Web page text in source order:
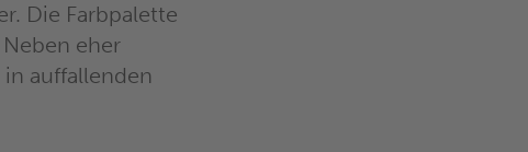
Die Farbpalette
eher
auffallenden